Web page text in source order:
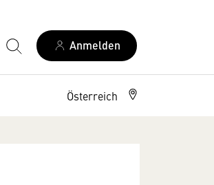
Anmelden
Österreich